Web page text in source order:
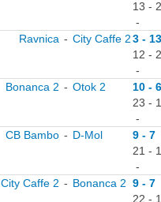
13 -
-
Ravnica - City Caffe 23 - 13
12 -
-
Bonanca 2 - Otok 2
10 - 6
23 -
-
CB Bambo - D-Mol
9 - 7
21 -
-
City Caffe 2 - Bonanca 2 9 - 7
22 -